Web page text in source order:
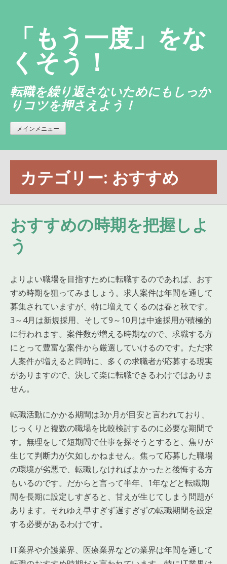
「もう一度」をな
くそう！
転職を繰り返さないためにもしっか
りコツを押さえよう！
メインメニュー
カテゴリー: おすすめ
おすすめの時期を把握しよ
う
よりよい職場を目指すために転職するのであれば、おす
すめ時期を狙ってみましょう。求人案件は年間を通して
募集されていますが、特に増えてくるのは春と秋です。
3～4月は新規採用、そして9～10月は中途採用が積極的
に行われます。案件数が増える時期なので、求職する方
にとって豊富な案件から厳選していけるのです。ただ求
人案件が増えると同時に、多くの求職者が応募する現実
がありますので、決して楽に転職できるわけではありま
せん。
転職活動にかかる期間は3か月が目安と言われており、
じっくりと複数の職場を比較検討するのに必要な期間で
す。無理をして短期間で仕事を探そうとすると、焦りが
生じて判断力が欠如しかねません。焦って応募した職場
の環境が劣悪で、転職しなければよかったと後悔する方
もいるのです。だからと言って半年、1年などと転職期
間を長期に設定しすぎると、甘えが生じてしまう問題が
あります。それゆえ早すぎず遅すぎずの転職期間を設定
する必要があるわけです。
IT業界や介護業界、医療業界などの業界は年間を通して